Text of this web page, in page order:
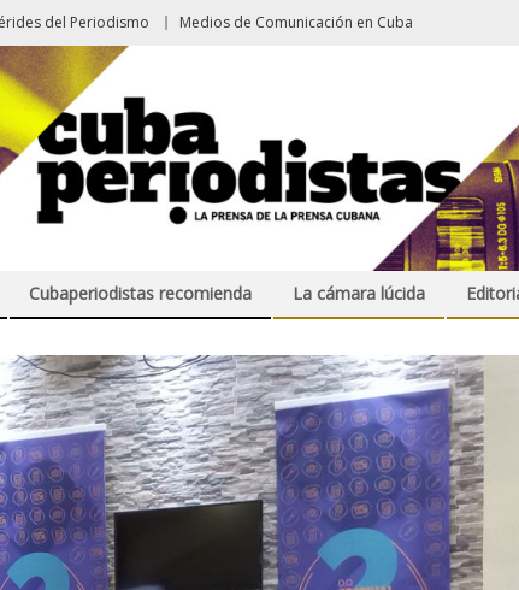
del Periodismo Medios de Comunicación en Cuba
Cubaperiodistas recomienda La cámara lúcida